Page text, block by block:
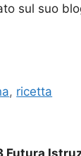
sul suo
, ricetta